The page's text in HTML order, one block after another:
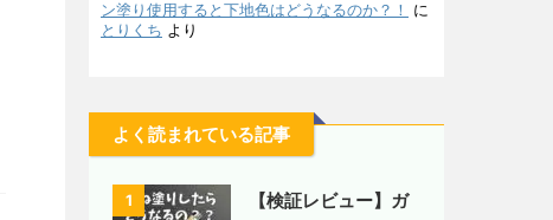
ン塗り使用すると下地色はどうなるのか？！
に
とりくち より
よく読まれている記事
1
【検証レビュー】ガ